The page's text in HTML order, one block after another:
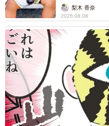
「尊…」
梨木 香奈
2026.08.08